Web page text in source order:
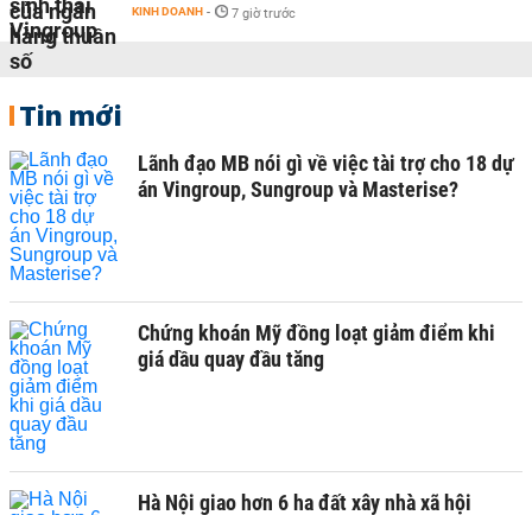
KINH DOANH - 7 giờ trước
Tin mới
Lãnh đạo MB nói gì về việc tài trợ cho 18 dự
án Vingroup, Sungroup và Masterise?
Chứng khoán Mỹ đồng loạt giảm điểm khi
giá dầu quay đầu tăng
Hà Nội giao hơn 6 ha đất xây nhà xã hội